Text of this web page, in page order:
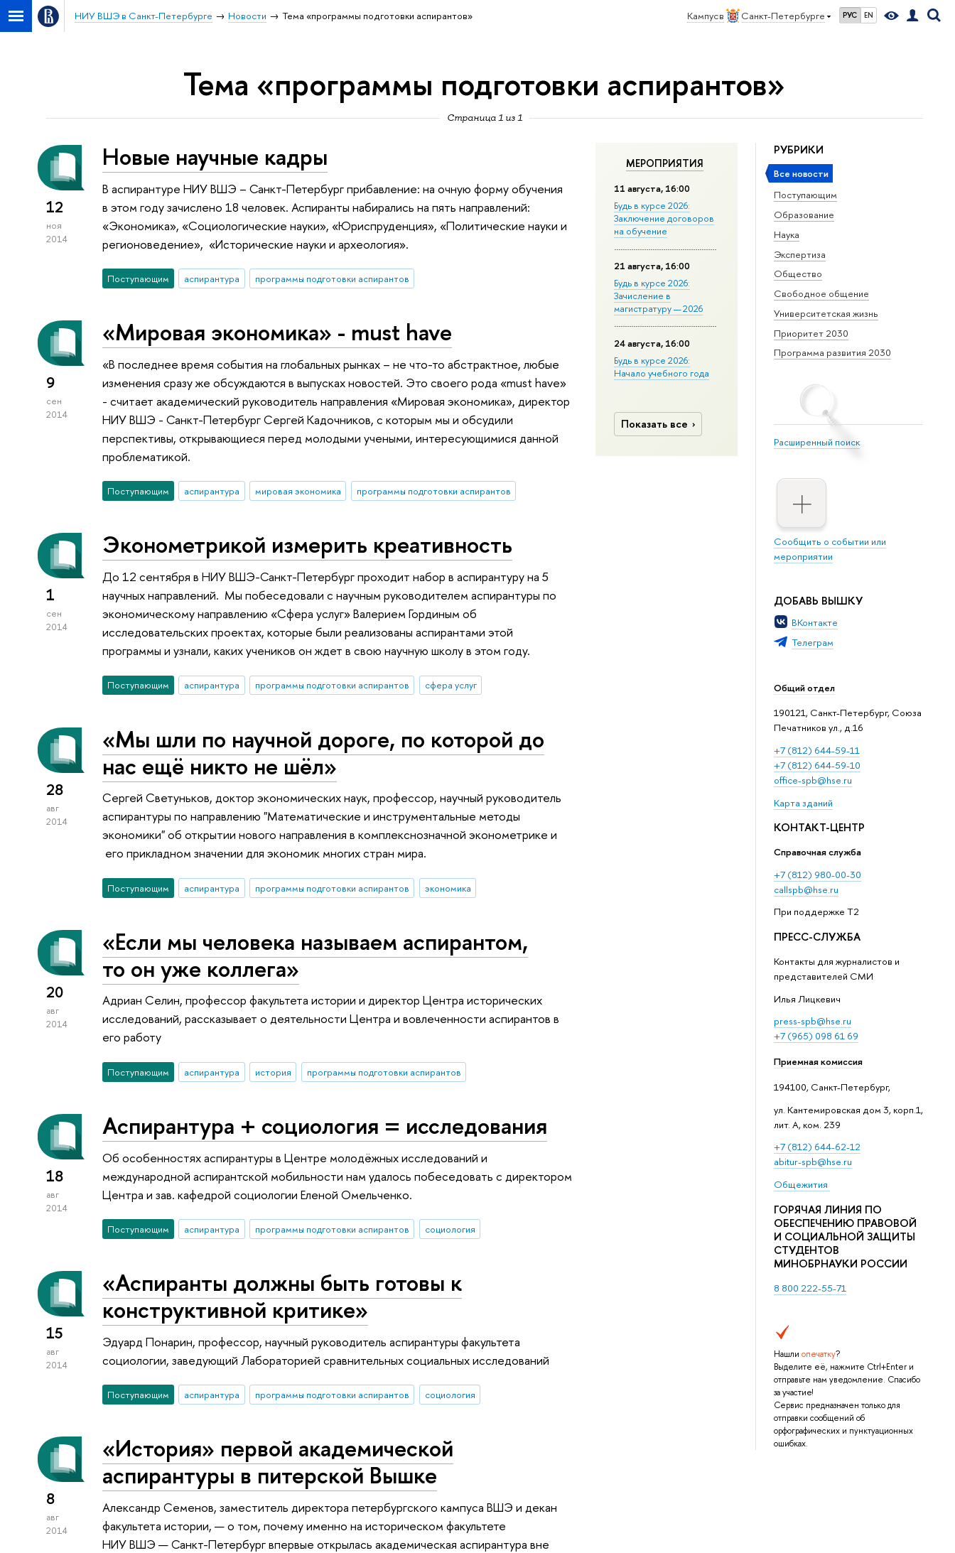
Кампус в Санкт-Петербурге РУС EN
НИУ ВШЭ в Санкт-Петербурге Новости Тема «программы подготовки аспирантов»
Тема «программы подготовки аспирантов»
Страница 1 из 1
РУБРИКИ
Все новости
Поступающим
Образование
Наука
Экспертиза
Общество
Свободное общение
Университетская жизнь
Приоритет 2030
Программа развития 2030
Расширенный поиск
Сообщить о событии или
мероприятии
ДОБАВЬ ВЫШКУ
ВКонтакте
Телеграм
Общий отдел
190121, Санкт-Петербург, Союза
Печатников ул., д.16
+7 (812) 644-59-11
+7 (812) 644-59-10
office-spb@hse.ru
Карта зданий
КОНТАКТ-ЦЕНТР
Справочная служба
+7 (812) 980-00-30
callspb@hse.ru
При поддержке T2
ПРЕСС-СЛУЖБА
Контакты для журналистов и
представителей СМИ
Илья Лицкевич
press-spb@hse.ru
+7 (965) 098 61 69
Приемная комиссия
194100, Санкт-Петербург,
ул. Кантемировская дом 3, корп.1,
лит. А, ком. 239
+7 (812) 644-62-12
abitur-spb@hse.ru
Общежития
ГОРЯЧАЯ ЛИНИЯ ПО
ОБЕСПЕЧЕНИЮ ПРАВОВОЙ
И СОЦИАЛЬНОЙ ЗАЩИТЫ
СТУДЕНТОВ
МИНОБРНАУКИ РОССИИ
8 800 222-55-71
Нашли опечатку?
Выделите её, нажмите Ctrl+Enter и
отправьте нам уведомление. Спасибо
за участие!
Сервис предназначен только для
отправки сообщений об
орфографических и пунктуационных
ошибках.
МЕРОПРИЯТИЯ
11 августа, 16:00
Будь в курсе 2026:
Заключение договоров
на обучение
21 августа, 16:00
Будь в курсе 2026:
Зачисление в
магистратуру — 2026
24 августа, 16:00
Будь в курсе 2026:
Начало учебного года
Показать все
12
ноя
2014
Новые научные кадры
В аспирантуре НИУ ВШЭ – Санкт-Петербург прибавление: на очную форму обучения
в этом году зачислено 18 человек. Аспиранты набирались на пять направлений:
«Экономика», «Социологические науки», «Юриспруденция», «Политические науки и
регионоведение», «Исторические науки и археология».
Поступающим аспирантура программы подготовки аспирантов
9
сен
2014
«Мировая экономика» - must havе
«В последнее время события на глобальных рынках – не что-то абстрактное, любые
изменения сразу же обсуждаются в выпусках новостей. Это своего рода «must have»
- считает академический руководитель направления «Мировая экономика», директор
НИУ ВШЭ - Санкт-Петербург Сергей Кадочников, с которым мы и обсудили
перспективы, открывающиеся перед молодыми учеными, интересующимися данной
проблематикой.
Поступающим аспирантура мировая экономика программы подготовки аспирантов
1
сен
2014
Эконометрикой измерить креативность
До 12 сентября в НИУ ВШЭ-Санкт-Петербург проходит набор в аспирантуру на 5
научных направлений. Мы побеседовали с научным руководителем аспирантуры по
экономическому направлению «Сфера услуг» Валерием Гординым об
исследовательских проектах, которые были реализованы аспирантами этой
программы и узнали, каких учеников он ждет в свою научную школу в этом году.
Поступающим аспирантура программы подготовки аспирантов сфера услуг
28
авг
2014
«Мы шли по научной дороге, по которой до
нас ещё никто не шёл»
Сергей Светуньков, доктор экономических наук, профессор, научный руководитель
аспирантуры по направлению "Математические и инструментальные методы
экономики" об открытии нового направления в комплекснозначной эконометрике и
его прикладном значении для экономик многих стран мира.
Поступающим аспирантура программы подготовки аспирантов экономика
20
авг
2014
«Если мы человека называем аспирантом,
то он уже коллега»
Адриан Селин, профессор факультета истории и директор Центра исторических
исследований, рассказывает о деятельности Центра и вовлеченности аспирантов в
его работу
Поступающим аспирантура история программы подготовки аспирантов
18
авг
2014
Аспирантура + социология = исследования
Об особенностях аспирантуры в Центре молодёжных исследований и
международной аспирантской мобильности нам удалось побеседовать с директором
Центра и зав. кафедрой социологии Еленой Омельченко.
Поступающим аспирантура программы подготовки аспирантов социология
15
авг
2014
«Аспиранты должны быть готовы к
конструктивной критике»
Эдуард Понарин, профессор, научный руководитель аспирантуры факультета
социологии, заведующий Лабораторией сравнительных социальных исследований
Поступающим аспирантура программы подготовки аспирантов социология
8
авг
2014
«История» первой академической
аспирантуры в питерской Вышке
Александр Семенов, заместитель директора петербургского кампуса ВШЭ и декан
факультета истории, — о том, почему именно на историческом факультете
НИУ ВШЭ — Санкт-Петербург впервые открылась академическая аспирантура вне